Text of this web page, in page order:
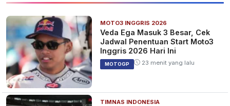
MOTO3 INGGRIS 2026
Veda Ega Masuk 3 Besar, Cek
Jadwal Penentuan Start Moto3
Inggris 2026 Hari Ini
MOTOGP 23 menit yang lalu
TIMNAS INDONESIA